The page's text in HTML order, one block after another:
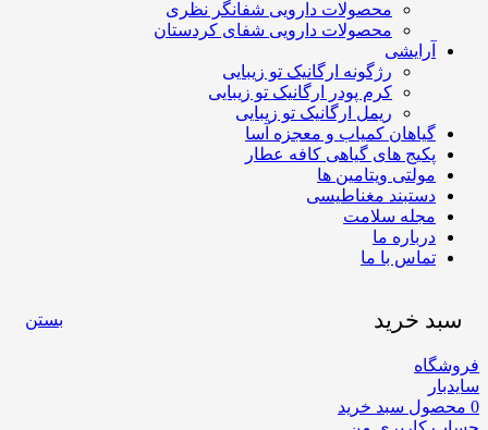
محصولات دارویی شفانگر نظری
محصولات دارویی شفای کردستان
آرایشی
رژگونه ارگانیک تو زیبایی
کرم پودر ارگانیک تو زیبایی
ریمل ارگانیک تو زیبایی
گیاهان کمیاب و معجزه آسا
پکیج های گیاهی کافه عطار
مولتی ویتامین ها
دستبند مغناطیسی
مجله سلامت
درباره ما
تماس با ما
سبد خرید بستن
فروشگاه
سایدبار
0 محصول سبد خرید